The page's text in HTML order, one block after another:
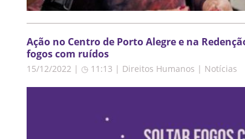
Ação no Centro de Porto Alegre e na
fogos com ruídos
15/12/2022 | ◷ 11:13 | Direitos Humanos | Notícias